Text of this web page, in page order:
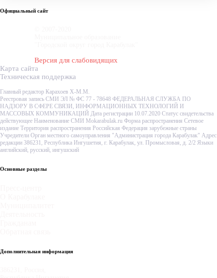
Официальный сайт
Версия для слабовидящих
Карта сайта
Техническая поддержка
Главный редактор Карахоев Х-М.М.
Реестровая запись СМИ ЭЛ № ФС 77 - 78648 ФЕДЕРАЛЬНАЯ СЛУЖБА ПО
НАДЗОРУ В СФЕРЕ СВЯЗИ, ИНФОРМАЦИОННЫХ ТЕХНОЛОГИЙ И
МАССОВЫХ КОММУНИКАЦИЙ Дата регистрации 10.07.2020 Статус свидетельства
действующее Наименование СМИ Mokarabulak.ru Форма распространения Сетевое
издание Территория распространения Российская Федерация зарубежные страны
Учредители Орган местного самоуправления "Администрация города Карабулак" Адрес
редакции 386231, Республика Ингушетия, г. Карабулак, ул. Промысловая, д. 2/2 Языки
английский, русский, ингушский
Основные разделы
Дополнительная информация